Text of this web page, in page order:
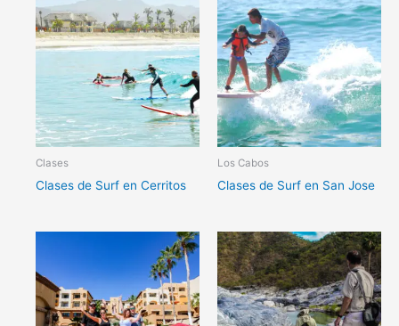
Clases
Clases de Surf en Cerritos
Los Cabos
Clases de Surf en San Jose